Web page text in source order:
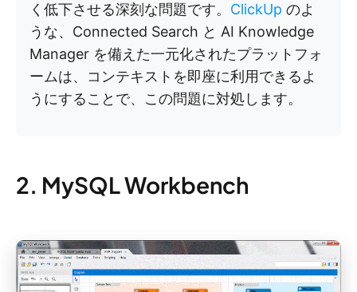
く低下させる深刻な問題です。 ClickUp のよ
うな、Connected Search と AI Knowledge
Manager を備えた一元化されたプラットフォ
ームは、コンテキストを即座に利用できるよ
うにすることで、この問題に対処します。
2. MySQL Workbench